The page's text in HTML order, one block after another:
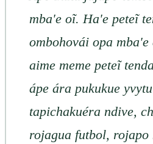
mba'e oĩ. Ha'e peteĩ
ombohovái opa
aime meme peteĩ
ápe ára pukukue
tapichakuéra ndive,
rojagua futbol, rojapo